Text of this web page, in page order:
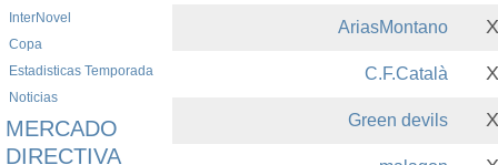
InterNovel
Copa
Estadisticas Temporada
Noticias
MERCADO
DIRECTIVA
AriasMontano X
C.F.Català X
Green devils X